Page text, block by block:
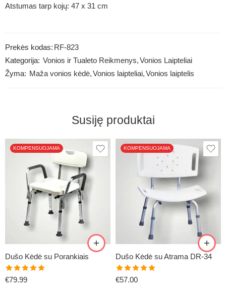
Atstumas tarp kojų: 47 x 31 cm
Prekės kodas: RF-823
Kategorija: Vonios ir Tualeto Reikmenys,Vonios Laipteliai
Žyma: Maža vonios kėdė,Vonios laipteliai,Vonios laiptelis
Susiję produktai
KOMPENSUOJAMA
Dušo Kėdė su Porankiais
Įvertinimas:
€79.99
KOMPENSUOJAMA
Dušo Kėdė su Atrama DR-34
Įvertinimas:
€57.00